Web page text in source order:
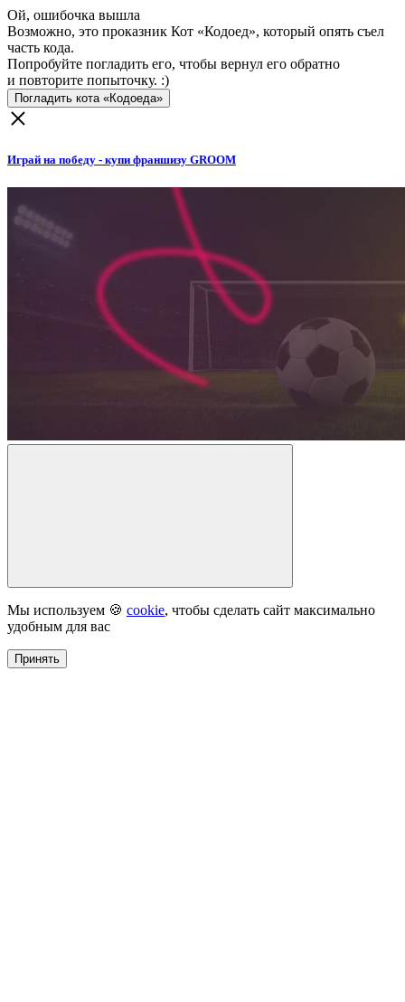
Ой, ошибочка вышла
Возможно, это проказник Кот «Кодоед», который опять съел
часть кода.
Попробуйте погладить его, чтобы вернул его обратно
и повторите попыточку. :)
Погладить кота «Кодоеда»
Играй на победу - купи франшизу GROOM
Мы используем 🍪 cookie, чтобы сделать сайт максимально
удобным для вас
Принять